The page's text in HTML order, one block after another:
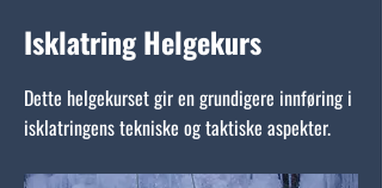
Isklatring Helgekurs
Dette helgekurset gir en grundigere innføring i
isklatringens tekniske og taktiske aspekter.